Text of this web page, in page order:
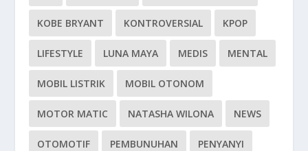
KOBE BRYANT KONTROVERSIAL KPOP
LIFESTYLE LUNA MAYA MEDIS MENTAL
MOBIL LISTRIK MOBIL OTONOM
MOTOR MATIC NATASHA WILONA NEWS
OTOMOTIF PEMBUNUHAN PENYANYI